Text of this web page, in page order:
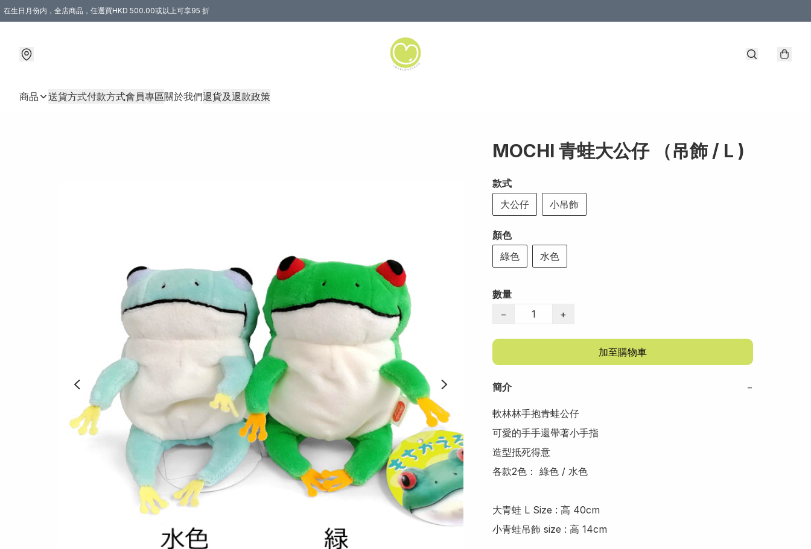
在生日月份内，全店商品，任選買HKD 500.00或以上可享95 折
商品 送貨方式付款方式會員專區關於我們退貨及退款政策
MOCHI 青蛙大公仔 （吊飾 / L )
款式
大公仔
小吊飾
顏色
綠色
水色
數量
−
+
加至購物車
簡介 −
軟林林手抱青蛙公仔
可愛的手手還帶著小手指
造型抵死得意
各款2色： 綠色 / 水色
大青蛙 L Size : 高 40cm
小青蛙吊飾 size : 高 14cm